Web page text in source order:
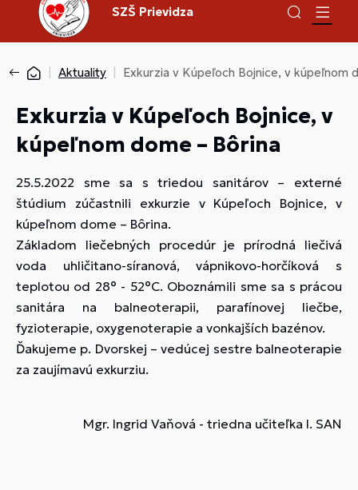
SZŠ Prievidza
Aktuality Exkurzia v Kúpeľoch Bojnice, v kúpeľnom
Exkurzia v Kúpeľoch Bojnice, v
kúpeľnom dome – Bôrina
25.5.2022 sme sa s triedou sanitárov – externé
štúdium zúčastnili exkurzie v Kúpeľoch Bojnice, v
kúpeľnom dome – Bôrina.
Základom liečebných procedúr je prírodná liečivá
voda uhličitano-síranová, vápnikovo-horčíková s
teplotou od 28° - 52°C. Oboznámili sme sa s prácou
sanitára na balneoterapii, parafínovej liečbe,
fyzioterapie, oxygenoterapie a vonkajších bazénov.
Ďakujeme p. Dvorskej – vedúcej sestre balneoterapie
za zaujímavú exkurziu.
Mgr. Ingrid Vaňová - triedna učiteľka I. SAN